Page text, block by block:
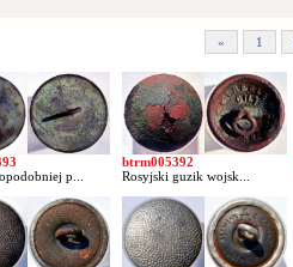
« 1
p...
btrm005392
Rosyjski guzik wojsk...